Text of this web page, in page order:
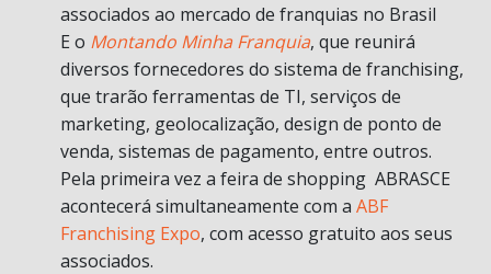
associados ao mercado de franquias no Brasil
E o Montando Minha Franquia, que reunirá
diversos fornecedores do sistema de franchising,
que trarão ferramentas de TI, serviços de
marketing, geolocalização, design de ponto de
venda, sistemas de pagamento, entre outros.
Pela primeira vez a feira de shopping ABRASCE
acontecerá simultaneamente com a ABF
Franchising Expo, com acesso gratuito aos seus
associados.